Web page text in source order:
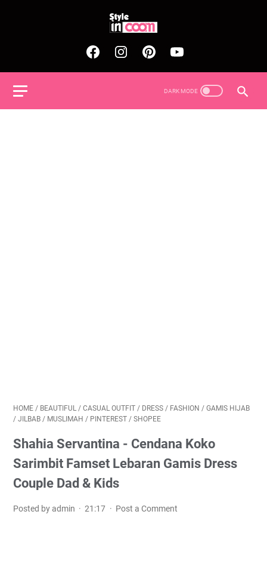
HOME / BEAUTIFUL / CASUAL OUTFIT / DRESS / FASHION / GAMIS HIJAB
/ JILBAB / MUSLIMAH / PINTEREST / SHOPEE
Shahia Servantina - Cendana Koko
Sarimbit Famset Lebaran Gamis Dress
Couple Dad & Kids
Posted by admin 21:17 Post a Comment